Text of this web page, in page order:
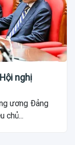
nghị
ương Đảng
chủ...